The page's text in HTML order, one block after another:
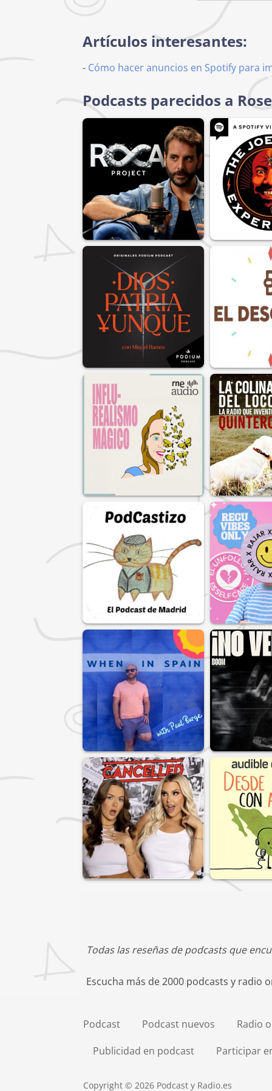
Artículos interesantes:
- Cómo hacer anuncios en Spotify para
Podcasts parecidos a
Todas las reseñas de podcasts que
Escucha más de 2000 podcasts y radio
Podcast Podcast nuevos
Radio
Publicidad en podcast
Participar
Copyright © 2026 Podcast y Radio.es